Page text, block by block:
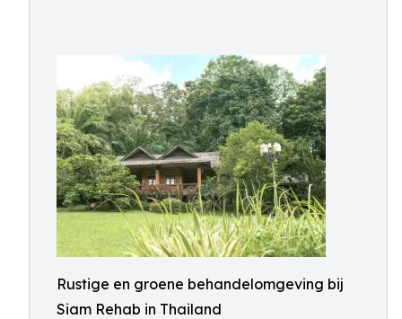
Rustige en groene behandelomgeving bij
Siam Rehab in Thailand